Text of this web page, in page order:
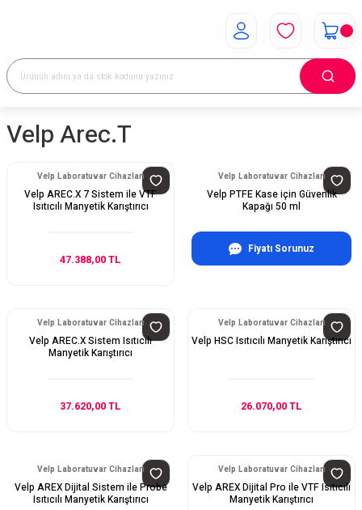
Velp Arec.t
Velp Laboratuvar Cihazları
Velp AREC.X 7 Sistem ile VTF
Isıtıcılı Manyetik Karıştırıcı
47.388,00 TL
Velp Laboratuvar Cihazları
Velp PTFE Kase için Güvenlik
Kapağı 50 ml
Fiyatı Sorunuz
Velp Laboratuvar Cihazları
Velp AREC.X Sistem Isıtıcılı
Manyetik Karıştırıcı
37.620,00 TL
Velp Laboratuvar Cihazları
Velp HSC Isıtıcılı Manyetik Karıştırıcı
26.070,00 TL
Velp Laboratuvar Cihazları
Velp AREX Dijital Sistem ile Probe
Isıtıcılı Manyetik Karıştırıcı
Velp Laboratuvar Cihazları
Velp AREX Dijital Pro ile VTF Isıtıcılı
Manyetik Karıştırıcı